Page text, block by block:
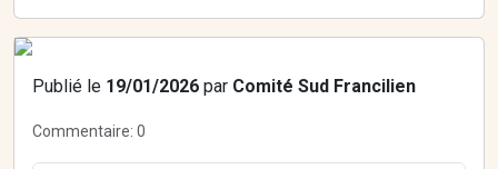
Publié le 19/01/2026 par Comité Sud Francilien
Commentaire: 0